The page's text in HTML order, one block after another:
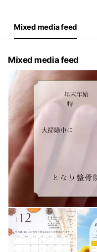
09:30 - 14:00
Mixed media feed
Mixed media feed